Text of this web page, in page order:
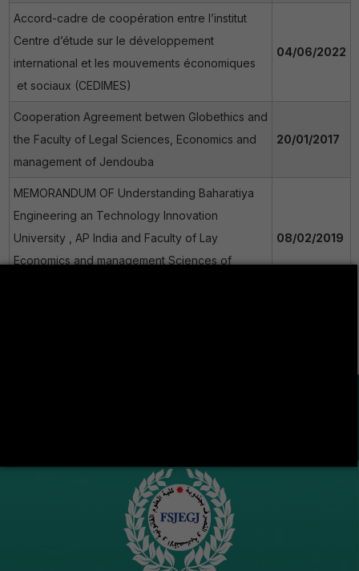
04/06/2022
Accord-cadre de coopération entre l’institut
Centre d’étude sur le développement
international et les mouvements économiques
et sociaux (CEDIMES)
20/01/2017
Cooperation Agreement betwen Globethics and
the Faculty of Legal Sciences, Economics and
management of Jendouba
08/02/2019
MEMORANDUM OF Understanding Baharatiya
Engineering an Technology Innovation
University , AP India and Faculty of Lay
Economics and management Sciences of